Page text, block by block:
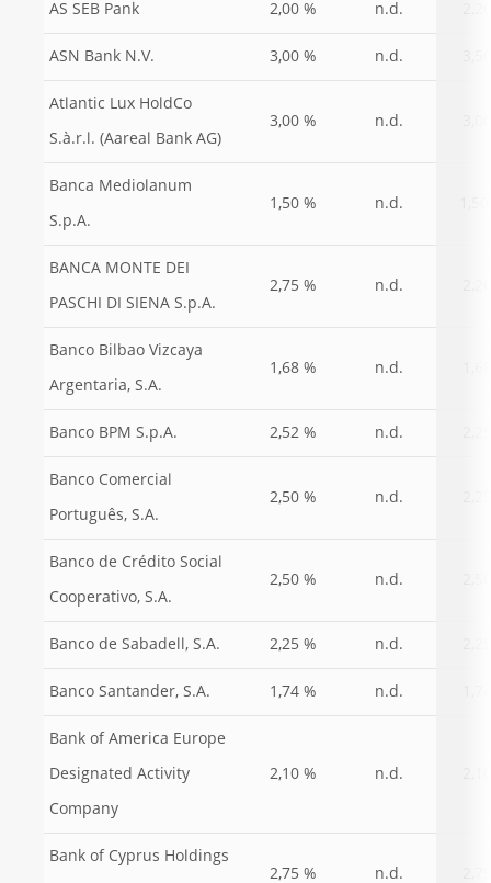
AS SEB Pank 2,00 % n.d.
ASN Bank N.V. 3,00 % n.d.
Atlantic Lux HoldCo
S.à.r.l. (Aareal Bank AG)
3,00 % n.d.
Banca Mediolanum
S.p.A.
1,50 % n.d.
BANCA MONTE DEI
PASCHI DI SIENA S.p.A.
2,75 % n.d.
Banco Bilbao Vizcaya
Argentaria, S.A.
1,68 % n.d.
Banco BPM S.p.A. 2,52 % n.d.
Banco Comercial
Português, S.A.
2,50 % n.d.
Banco de Crédito Social
Cooperativo, S.A.
2,50 % n.d.
Banco de Sabadell, S.A. 2,25 % n.d.
Banco Santander, S.A. 1,74 % n.d.
Bank of America Europe
Designated Activity
Company
2,10 % n.d.
Bank of Cyprus Holdings
2,75 % n.d.